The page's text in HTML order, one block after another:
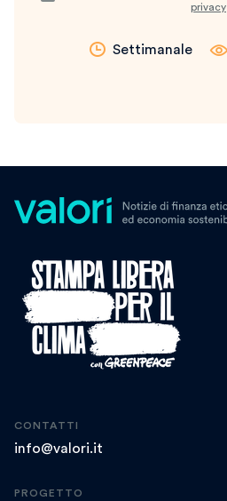
privacy
Settimanale
CONTATTI
info@valori.it
PROGETTO